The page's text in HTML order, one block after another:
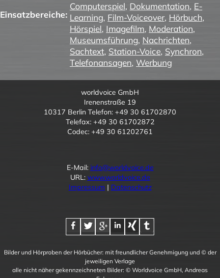
Einsatzbereiche:
Computerspiel, Dokumentation, E-
Learning, Film-Voiceover, Hörbuch,
Hörspiel, Imagefilm, Moderation,
Museumsführung, Nachrichten,
Sachtext, Station-Voice, Synchron,
Telefonansagen, Werbung
worldvoice GmbH
Irenenstraße 19
10317 Berlin Telefon: +49 30 61702870
Telefax: +49 30 61702872
Codec: +49 30 61202761
E-Mail: info@worldvoice.de
URL: www.worldvoice.de
Impressum | Datenschutz
Bilder und Hörproben der Hörbücher: mit freundlicher Genehmigung und © der
jeweiligen Verlage
alle nicht näher gekennzeichneten Bilder: © Worldvoice GmbH, Andreas